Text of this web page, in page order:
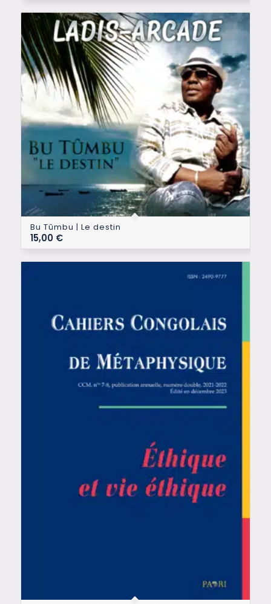
Bu Tûmbu | Le destin
15,00 €